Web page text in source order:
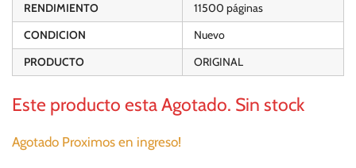
RENDIMIENTO
11500 páginas
CONDICION
Nuevo
PRODUCTO
ORIGINAL
Este producto esta Agotado. Sin stock
Agotado Proximos en ingreso!